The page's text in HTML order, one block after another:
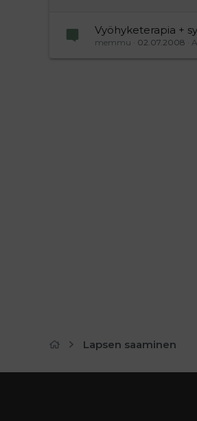
Vyöhyketerapia +
memmu 02.07.2008
Lapsen saaminen